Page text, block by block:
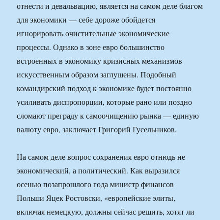
отнести и девальвацию, является на самом деле благом
для экономики — себе дороже обойдется
игнорировать очистительные экономические
процессы. Однако в зоне евро большинство
встроенных в экономику кризисных механизмов
искусственным образом заглушены. Подобный
командирский подход к экономике будет постоянно
усиливать диспропорции, которые рано или поздно
сломают преграду к самоочищению рынка — единую
валюту евро, заключает Григорий Гусельников.
На самом деле вопрос сохранения евро отнюдь не
экономический, а политический. Как выразился
осенью позапрошлого года министр финансов
Польши Яцек Ростовски, «европейские элиты,
включая немецкую, должны сейчас решить, хотят ли